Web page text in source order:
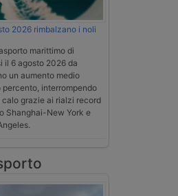
2026 rimbalzano i noli
marittimo di
il 6 agosto 2026 da
un aumento medio
percento, interrompendo
grazie ai rialzi record
Shanghai-New York e